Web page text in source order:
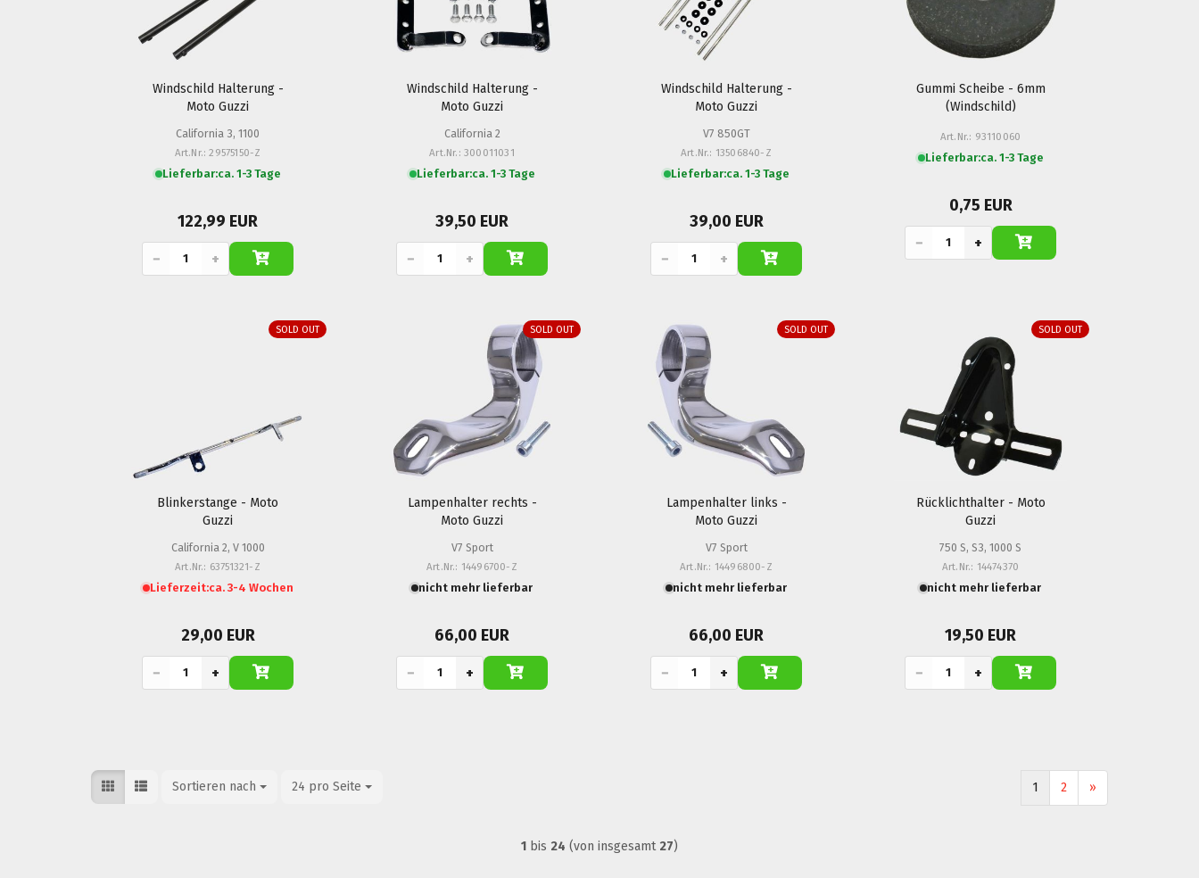
Windschild Halterung -
Moto Guzzi
California 3, 1100
Art.Nr.: 29575150-Z
Lieferbar:ca. 1-3 Tage
122,99 EUR
− +
Windschild Halterung -
Moto Guzzi
California 2
Art.Nr.: 300011031
Lieferbar:ca. 1-3 Tage
39,50 EUR
− +
Windschild Halterung -
Moto Guzzi
V7 850GT
Art.Nr.: 13506840-Z
Lieferbar:ca. 1-3 Tage
39,00 EUR
− +
Gummi Scheibe - 6mm
(Windschild)
Art.Nr.: 93110060
Lieferbar:ca. 1-3 Tage
0,75 EUR
− +
SOLD OUT
Blinkerstange - Moto
Guzzi
California 2, V 1000
Art.Nr.: 63751321-Z
Lieferzeit:ca. 3-4 Wochen
29,00 EUR
− +
SOLD OUT
Lampenhalter rechts -
Moto Guzzi
V7 Sport
Art.Nr.: 14496700-Z
nicht mehr lieferbar
66,00 EUR
− +
SOLD OUT
Lampenhalter links -
Moto Guzzi
V7 Sport
Art.Nr.: 14496800-Z
nicht mehr lieferbar
66,00 EUR
− +
SOLD OUT
Rücklichthalter - Moto
Guzzi
750 S, S3, 1000 S
Art.Nr.: 14474370
nicht mehr lieferbar
19,50 EUR
− +
Sortieren nach
Sortieren nach 24 pro Seite
pro Seite 1 2 »
1 bis 24 (von insgesamt 27)